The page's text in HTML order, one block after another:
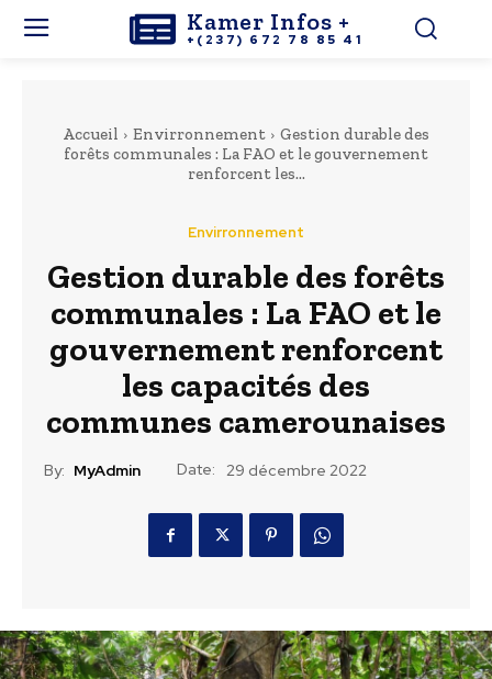
Kamer Infos +
+(237) 672 78 85 41
Accueil Envirronnement
Gestion durable des
forêts communales : La FAO et le gouvernement
renforcent les...
Envirronnement
Gestion durable des forêts
communales : La FAO et le
gouvernement renforcent
les capacités des
communes camerounaises
By: MyAdmin Date: 29 décembre 2022